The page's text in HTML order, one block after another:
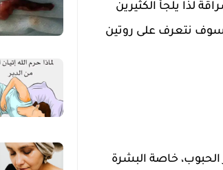
لذا يلجأ الكثيرين
سوف نتعرف على روتين
خاصة البشرة